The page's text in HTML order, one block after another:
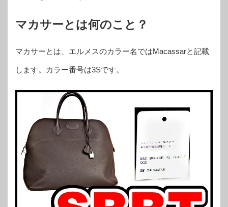
マカサーとは何のこと？
マカサーとは、エルメスのカラー名ではMacassarと記載
します。カラー番号は3Sです。